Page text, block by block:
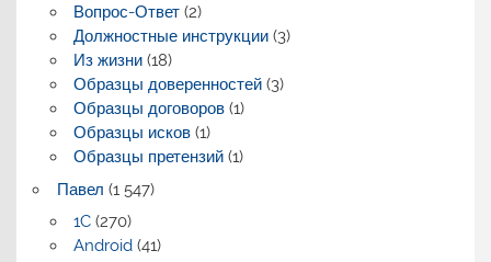
Вопрос-Ответ(2)
Должностные инструкции(3)
Из жизни(18)
Образцы доверенностей(3)
Образцы договоров(1)
Образцы исков(1)
Образцы претензий(1)
Павел (1 547)
1C(270)
Android(41)